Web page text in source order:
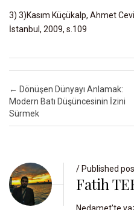
3) 3)Kasım Küçükalp, Ahmet
İstanbul, 2009, s.109
Post navigation
← Dönüşen Dünyayı Anlamak:
Modern Batı Düşüncesinin İzini
Sürmek
/ Published
Fatih